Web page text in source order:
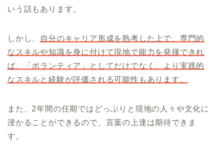
いう話もあります。
しかし、
自分のキャリア形成を熟考した上で、専門的
なスキルや知識を身に付けて現地で能力を発揮できれ
ば、「ボランティア」としてだけでなく、より実践的
なスキルと経験が評価される可能性もあります。
また、2年間の任期ではどっぷりと現地の人々や文化に
浸かることができるので、言葉の上達は期待できま
す。